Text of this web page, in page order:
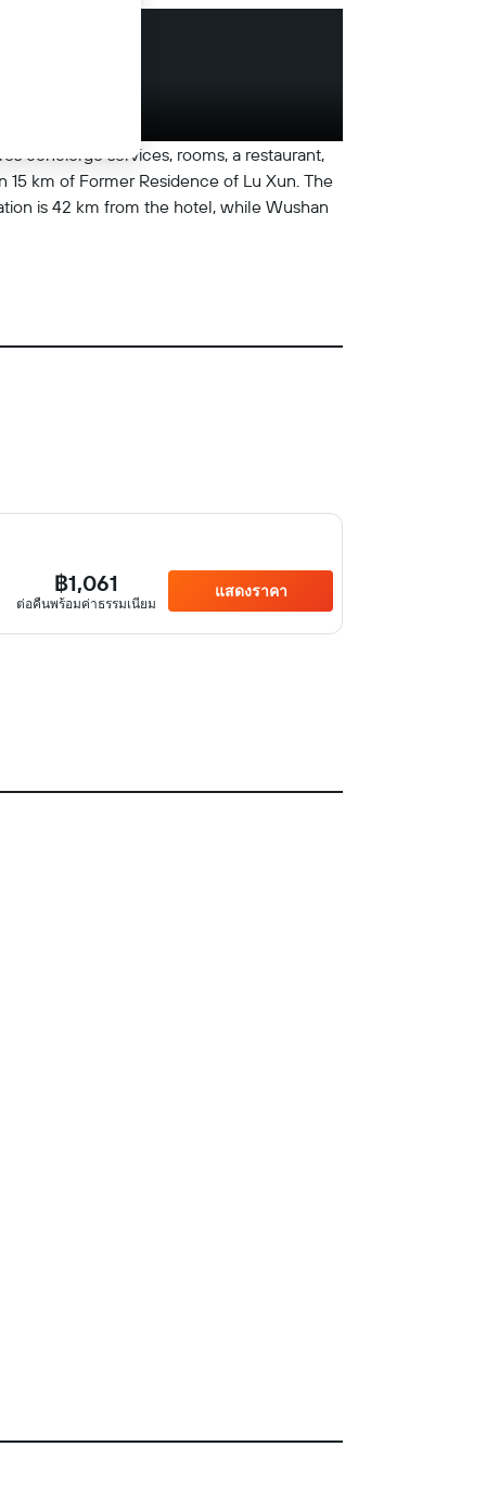
concierge services, rooms, a restaurant,
km of Former Residence of Lu Xun. The
is 42 km from the hotel, while Wushan
฿1,061
ต่อคืนพร้อมค่าธรรมเนียม
แสดงราคา